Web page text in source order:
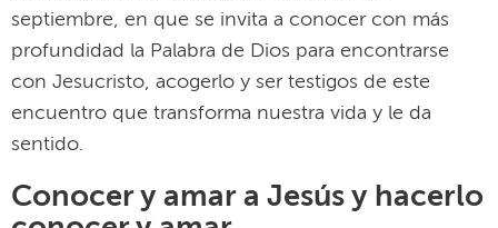
septiembre, en que se invita a conocer con más
profundidad la Palabra de Dios para encontrarse
con Jesucristo, acogerlo y ser testigos de este
encuentro que transforma nuestra vida y le da
sentido.
Conocer y amar a Jesús y hacerlo